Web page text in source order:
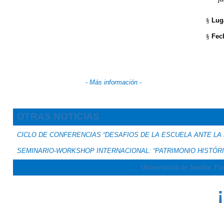
§
§
- Más información -
OTRAS NOTICIAS
CICLO DE CONFERENCIAS “DESAFIOS DE LA ESCUELA ANTE LA
SEMINARIO-WORKSHOP INTERNACIONAL: “PATRIMONIO
Universidad de Sevilla.